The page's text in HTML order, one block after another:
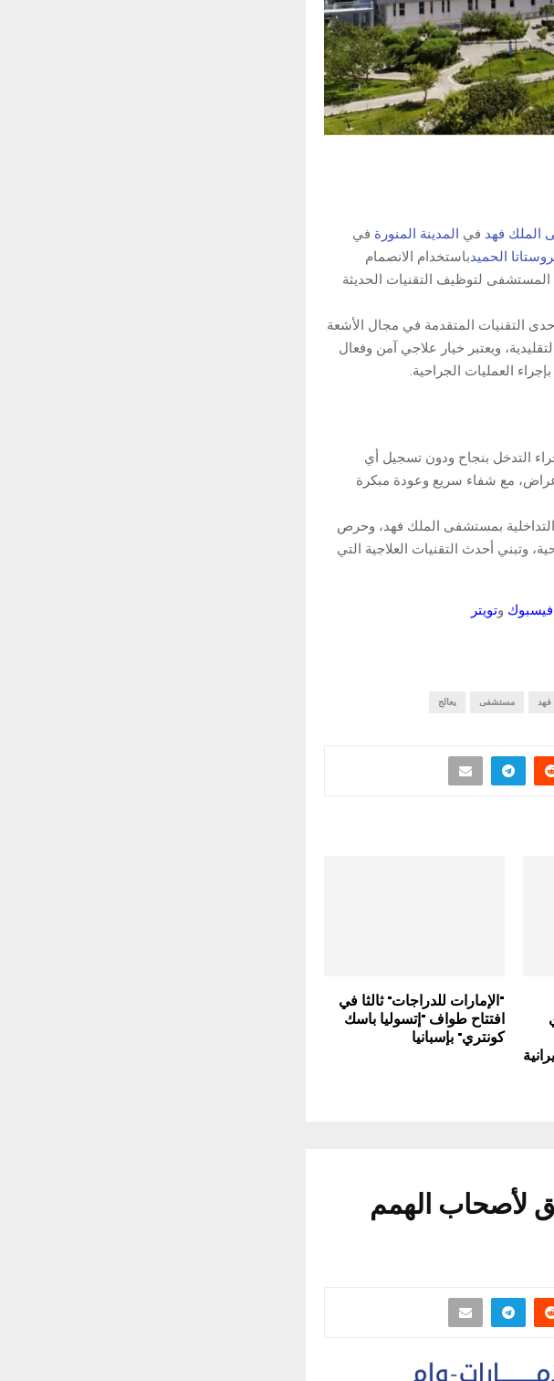
فهد في المدينة المنورة في
الحميدباستخدام الانصمام
لتوظيف التقنيات الحديثة
التقنيات المتقدمة في مجال الأشعة
ويعتبر خيار علاجي آمن وفعال
العمليات الجراحية.
التدخل بنجاح ودون تسجيل أي
مع شفاء سريع وعودة مبكرة
بمستشفى الملك فهد، وحرص
وتبني أحدث التقنيات العلاجية التي
فيسبوك وتويتر
فهد مستشفى يعالج
"الإمارات للدراجات" ثالثا في
افتتاح طواف "إتسوليا باسك
كونتري" بإسبانيا
لأصحاب الهمم